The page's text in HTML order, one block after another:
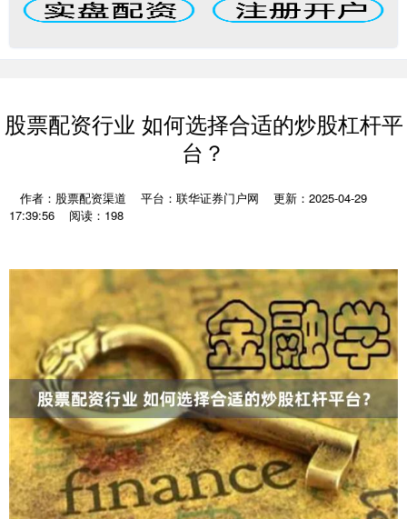
股票配资行业 如何选择合适的炒股杠杆平
台？
作者：股票配资渠道 平台：联华证券门户网
更新：2025-04-29
17:39:56
阅读：198